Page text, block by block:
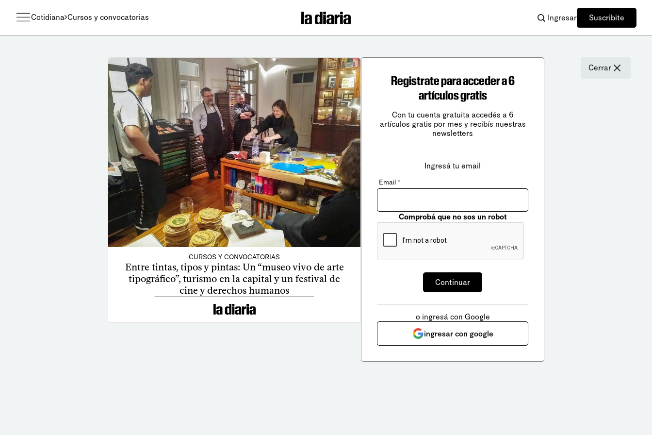
Cotidiana Cursos y convocatorias Ingresar Suscribite
CURSOS Y CONVOCATORIAS
Entre tintas, tipos y pintas: Un “museo vivo de arte
tipográfico”, turismo en la capital y un festival de
cine y derechos humanos
Cerrar
Registrate para acceder a 6
artículos gratis
Con tu cuenta gratuita accedés a 6
artículos gratis por mes y recibís nuestras
newsletters
Ingresá tu email
Email *
Comprobá que no sos un robot
o ingresá con Google
ingresar con google